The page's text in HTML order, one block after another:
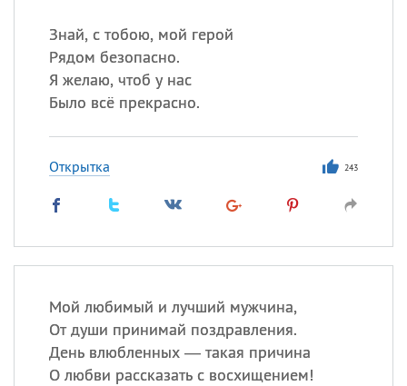
Знай, с тобою, мой герой
Рядом безопасно.
Я желаю, чтоб у нас
Было всё прекрасно.
Открытка 243
Мой любимый и лучший мужчина,
От души принимай поздравления.
День влюбленных — такая причина
О любви рассказать с восхищением!